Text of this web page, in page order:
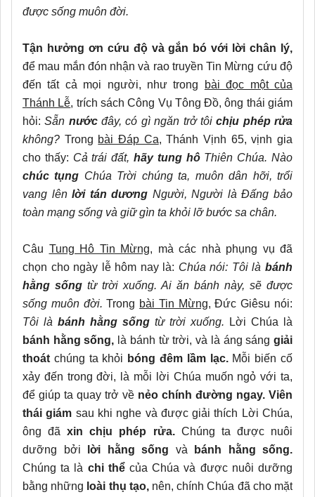
được sống muôn đời.
Tận hưởng ơn cứu độ và gắn bó với lời chân lý,
để mau mắn đón nhận và rao truyền Tin Mừng cứu độ
đến tất cả mọi người, như trong
bài đọc một của
Thánh Lễ, trích sách Công Vụ Tông Đồ, ông thái giám
hỏi:Sẵn nướcđây, có gì ngăn trở tôichịu phép rửa
không? Trong bài Đáp Ca, Thánh Vịnh 65, vịnh gia
cho thấy: Cả trái đất,hãy tung hôThiên Chúa. Nào
chúc tụng Chúa Trời chúng ta, muôn dân hỡi, trổi
vang lênlời tán dương Người, Người là Đấng bảo
toàn mạng sống và giữ gìn ta khỏi lỡ bước sa chân.
Câu Tung Hô Tin Mừng, mà các nhà phụng vụ đã
chọn cho ngày lễ hôm nay là: Chúa nói: Tôi làbánh
hằng sống từ trời xuống. Ai ăn bánh này, sẽ được
sống muôn đời.Trong bài Tin Mừng, Đức Giêsu nói:
Tôi là bánh hằng sống từ trời xuống. Lời Chúa là
bánh hằng sống, là bánh từ trời, và là áng sánggiải
thoát chúng ta khỏi bóng đêm lầm lạc.Mỗi biến cố
xảy đến trong đời, là mỗi lời Chúa muốn ngỏ với ta,
để giúp ta quay trở về nẻo chính đường ngay. Viên
thái giám sau khi nghe và được giải thích Lời Chúa,
ông đãxin chịu phép rửa.Chúng ta được nuôi
dưỡng bởi
lời hằng sống và
bánh hằng sống.
Chúng ta là chi thểcủa Chúa và được nuôi dưỡng
bằng những loài thụ tạo,nên, chính Chúa đã cho mặt